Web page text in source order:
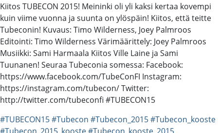
Kiitos TUBECON 2015! Meininki oli yli kaksi kertaa kovempi
kuin viime vuonna ja suunta on ylöspäin! Kiitos, että teitte
Tubeconin! Kuvaus: Timo Wilderness, Joey Palmroos
Editointi: Timo Wilderness Värimäärittely: Joey Palmroos
Musiikki: Sami Harmaala Kiitos Ville Laine ja Sami
Tuunanen! Seuraa Tubeconia somessa: Facebook:
https://www.facebook.com/TubeConFI Instagram:
https://instagram.com/tubecon/ Twitter:
http://twitter.com/tubeconfi #TUBECON15
#TUBECON15#Tubecon #Tubecon_2015#Tubecon_kooste